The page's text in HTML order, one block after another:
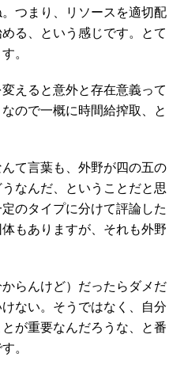
つまり、リソースを適切配
る、という感じです。とて
。
えると意外と存在意義って
ので一概に時間給搾取、と
て言葉も、外野が四の五の
なんだ、ということだと思
のタイプに分けて評論した
もありますが、それも外野
らんけど）だったらダメだ
ない。そうではなく、自分
が重要なんだろうな、と番
。